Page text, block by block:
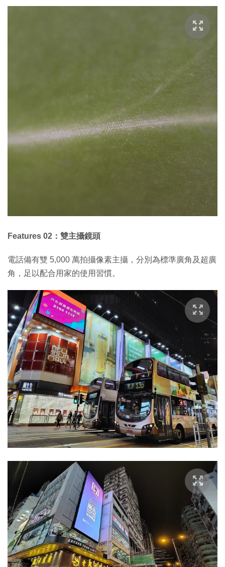
Features 02：雙主攝鏡頭
電話備有雙 5,000 萬拍攝像素主攝，分別為標準廣角及超廣
角，足以配合用家的使用習慣。